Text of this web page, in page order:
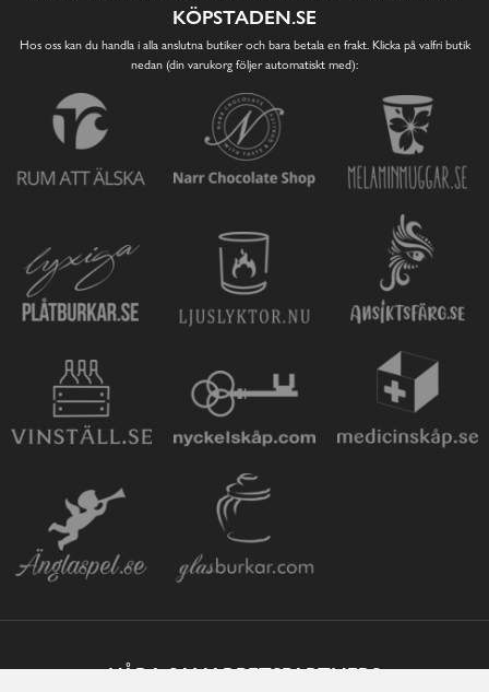
KÖPSTADEN.SE
Hos oss kan du handla i alla anslutna butiker och bara betala en frakt. Klicka på valfri butik
nedan (din varukorg följer automatiskt med):
VÅRA SAMARBETSPARTNERS